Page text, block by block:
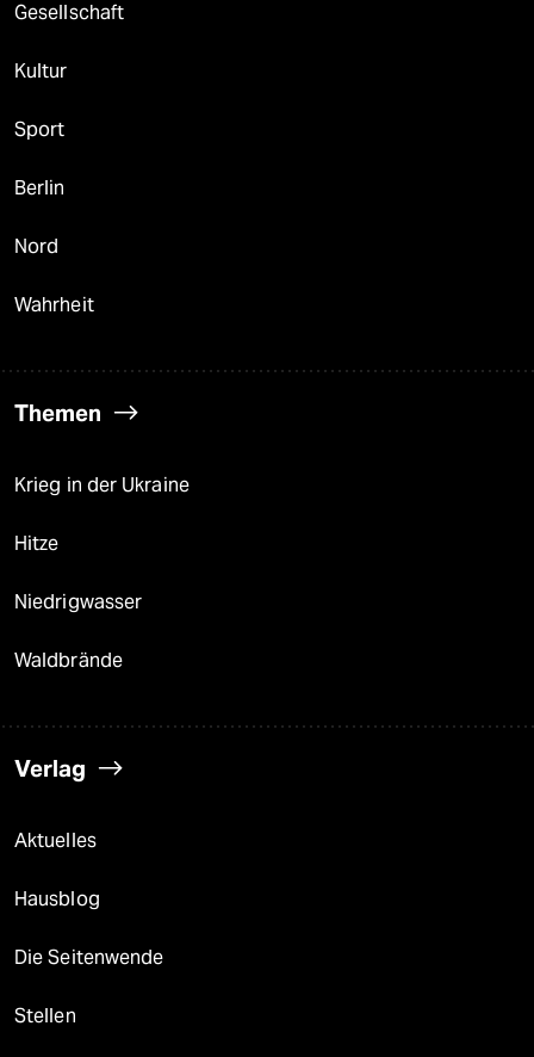
Gesellschaft
Kultur
Sport
Berlin
Nord
Wahrheit
Themen
Krieg in der Ukraine
Hitze
Niedrigwasser
Waldbrände
Verlag
Aktuelles
Hausblog
Die Seitenwende
Stellen